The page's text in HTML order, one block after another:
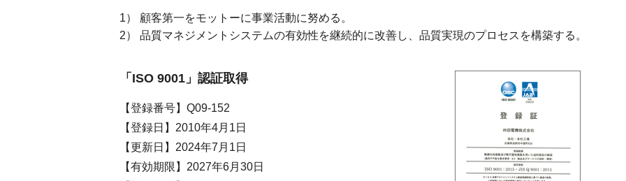
顧客第一をモットーに事業活動に努める。
品質マネジメントシステムの有効性を継続的に改善し、品質実現のプロセスを構築する。
「ISO 9001」認証取得
【登録番号】Q09-152
【登録日】2010年4月1日
【更新日】2024年7月1日
【有効期限】2027年6月30日